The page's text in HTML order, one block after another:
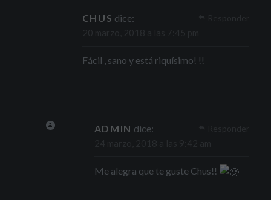
CHUS dice:
Fácil , sano y está riquísimo! !!
ADMIN dice:
Me alegra que te guste Chus!!